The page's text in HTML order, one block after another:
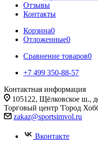
Отзывы
Контакты
Корзина0
Отложенные0
Сравнение товаров0
+7 499 350-88-57
Контактная информация
105122, Щёлковское ш.,
Торговый центр 'Город
zakaz@sportsimvol.ru
Вконтакте